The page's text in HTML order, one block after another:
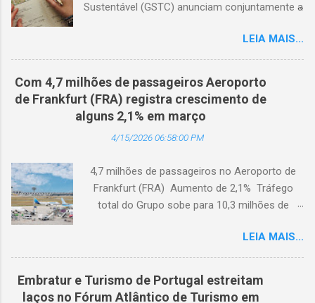
Sustentável (GSTC) anunciam conjuntamente a
para a Coreia do Sul, com suporte completo
em coreano. (Arquivo © BlogTurS) Este marco
surge no momento em que a Academia celebra
seu primeiro aniversário e ultrapassa a marca
de 3.000 usuários cadastrados, dando
continuidade à sua missão de apoiar
profissionais da hotelaria em toda a região,
sobre turismo mais sustentável, com base no
Padrão Hoteleiro GSTC. Desde o seu
lançamento, há um ano, a Academia de
recurso para profissionais da hotelaria que
buscam promover práticas sustentáveis ​​em
toda a Ásia. Com a disponibilidade agora em
coreano, a Academia fortalece ainda mais sua
LEIA MAIS...
Com 4,7 milhões de passageiros Aeroporto
de Frankfurt (FRA) registra crescimento de
alguns 2,1% em março
4/15/2026 06:58:00 PM
4,7 milhões de passageiros no Aeroporto de
Frankfurt (FRA) Aumento de 2,1% Tráfego
total do Grupo sobe para 10,3 milhões de
4,7 milhões de passageiros utilizaram o
Aeroporto de Frankfurt (FRA) em março de
2026. O tráfego no mês em análise registrou
um crescimento anual de 2,1%, apesar dos
LEIA MAIS...
Embratur e Turismo de Portugal estreitam
laços no Fórum Atlântico de Turismo em